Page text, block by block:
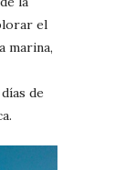
el
marina,
de